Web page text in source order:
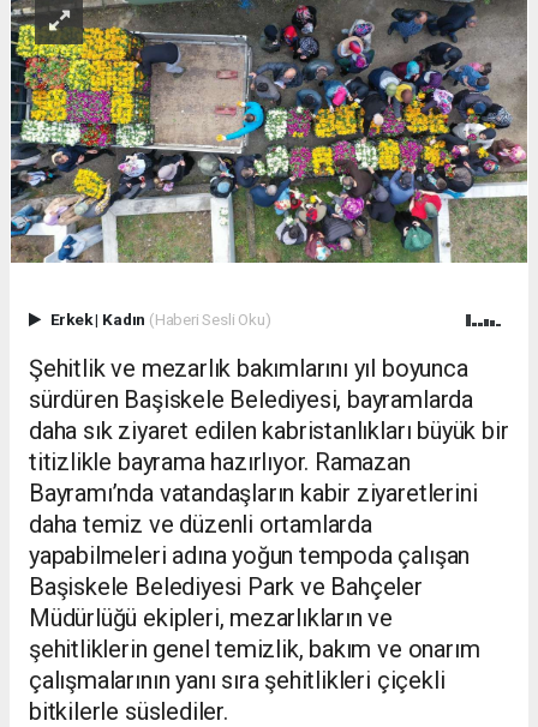
Erkek| Kadın (Haberi Sesli Oku)
Şehitlik ve mezarlık bakımlarını yıl boyunca
sürdüren Başiskele Belediyesi, bayramlarda
daha sık ziyaret edilen kabristanlıkları büyük bir
titizlikle bayrama hazırlıyor. Ramazan
Bayramı’nda vatandaşların kabir ziyaretlerini
daha temiz ve düzenli ortamlarda
yapabilmeleri adına yoğun tempoda çalışan
Başiskele Belediyesi Park ve Bahçeler
Müdürlüğü ekipleri, mezarlıkların ve
şehitliklerin genel temizlik, bakım ve onarım
çalışmalarının yanı sıra şehitlikleri çiçekli
bitkilerle süslediler.